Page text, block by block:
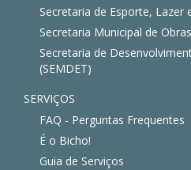
Secretaria de Esporte, Lazer
Secretaria Municipal de
Secretaria de
(SEMDET)
SERVIÇOS
FAQ - Perguntas Frequentes
É o Bicho!
Guia de Serviços